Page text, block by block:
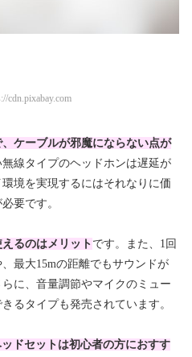
cdn.pixabay.com
ケーブルが邪魔にならない点が
線タイプのヘッドホンは遅延が
境を実現するにはそれなりに価
要です。
るのはメリット です。また、1回
最大15mの距離でもサウンドが
に、音量調節やマイクのミュー
るタイプも発売されています。
ドセットは初心者の方におすす